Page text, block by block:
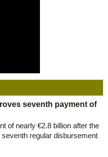
seventh payment of
of nearly €2.8 billion after the
regular disbursement